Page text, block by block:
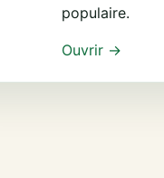
populaire.
Ouvrir →